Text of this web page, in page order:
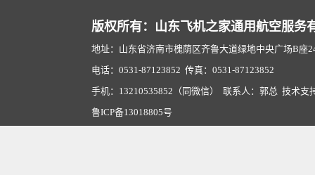
版权所有：山东飞机之家通用航空服务
地址：山东省济南市槐荫区齐鲁大道绿地中央广场B座
电话：0531-87123852 传真：0531-87123852
手机：13210535852（同微信） 联系人：郭总 技术支
鲁ICP备13018805号